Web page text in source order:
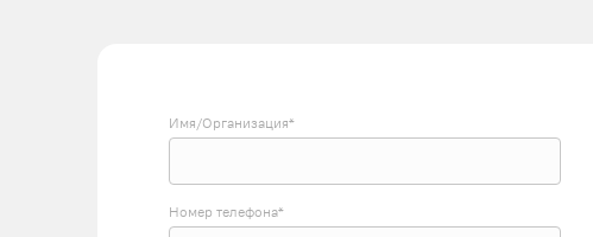
Имя/Организация*
Номер телефона*